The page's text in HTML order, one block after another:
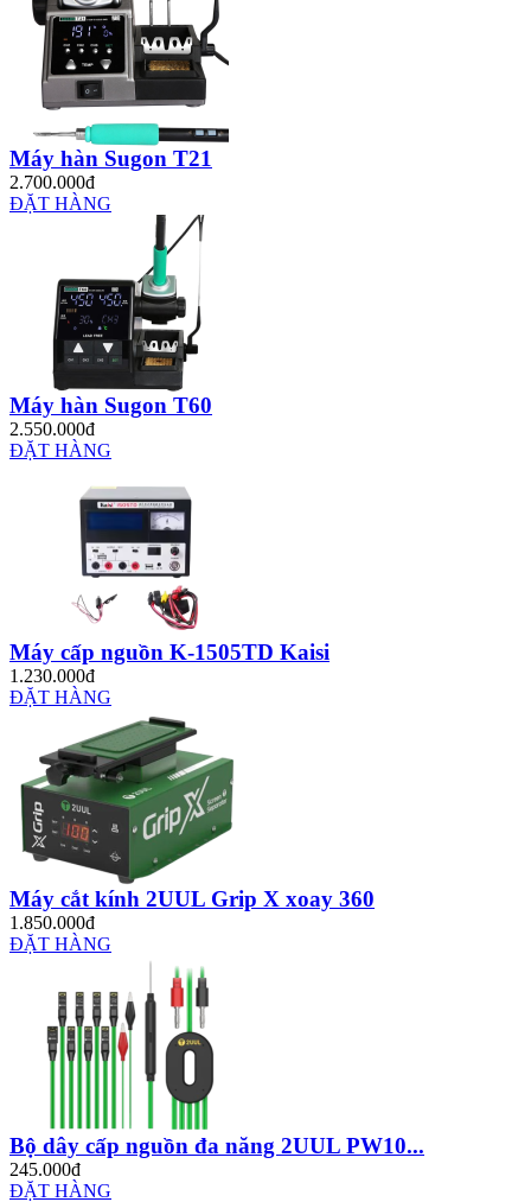
Máy hàn Sugon T21
2.700.000đ
ĐẶT HÀNG
Máy hàn Sugon T60
2.550.000đ
ĐẶT HÀNG
Máy cấp nguồn K-1505TD Kaisi
1.230.000đ
ĐẶT HÀNG
Máy cắt kính 2UUL Grip X xoay 360
1.850.000đ
ĐẶT HÀNG
Bộ dây cấp nguồn đa năng 2UUL PW10...
245.000đ
ĐẶT HÀNG